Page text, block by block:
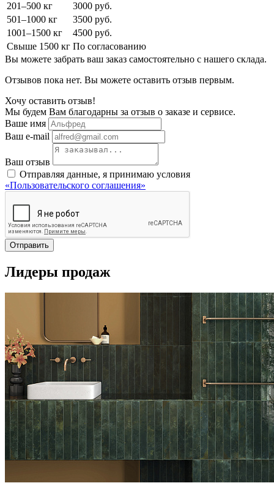
201–500 кг
3000 руб.
501–1000 кг
3500 руб.
1001–1500 кг
4500 руб.
Свыше 1500 кг По согласованию
Вы можете забрать ваш заказ самостоятельно с нашего склада.
Отзывов пока нет. Вы можете оставить отзыв первым.
Хочу оставить отзыв!
Мы будем Вам благодарны за отзыв о заказе и сервисе.
Ваше имя
Ваш e-mail
Ваш отзыв
Отправляя данные, я принимаю условия
«Пользовательского соглашения»
Отправить
Лидеры продаж